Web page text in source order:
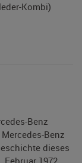
Kombi)
Benz
Benz
dieses